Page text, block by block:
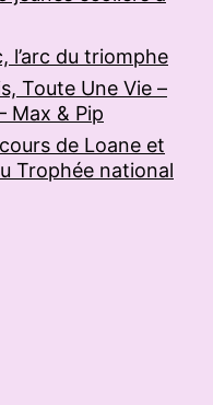
l’arc du triomphe
Toute Une Vie –
Max & Pip
de Loane et
Trophée national